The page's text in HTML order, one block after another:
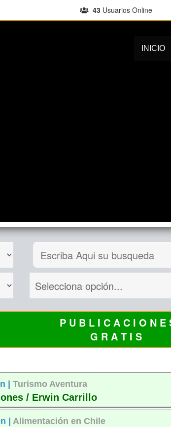
43Usuarios Online
INICIO
P U B L I C A C I O N E
G R A T I S
| Turismo Aventura
/ Erwin Carrillo
|Alimentación en Chile